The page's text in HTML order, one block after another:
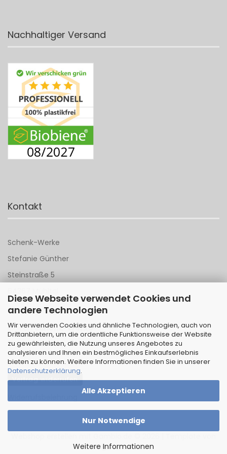
Diese Webseite verwendet Cookies und
andere Technologien
Wir verwenden Cookies und ähnliche Technologien, auch von
Drittanbietern, um die ordentliche Funktionsweise der Website
zu gewährleisten, die Nutzung unseres Angebotes zu
analysieren und Ihnen ein bestmögliches Einkaufserlebnis
bieten zu können. Weitere Informationen finden Sie in unserer
Datenschutzerklärung.
Alle Akzeptieren
Nur Notwendige
Weitere Informationen
Nachhaltiger Versand
Kontakt
Schenk-Werke
Stefanie Günther
Steinstraße 5
Tel 06151 - 148 142
Mail anSchenk-Werke
Vertrag widerrufen
JungCreative.